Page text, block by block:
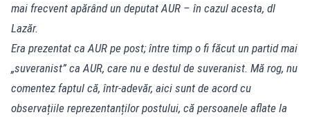
mai frecvent apărând un deputat AUR – în cazul acesta, dl
Lazăr.
Era prezentat ca AUR pe post; între timp o fi făcut un partid mai
„suveranist” ca AUR, care nu e destul de suveranist. Mă rog, nu
comentez faptul că, într-adevăr, aici sunt de acord cu
observațiile reprezentanților postului, că persoanele aflate la